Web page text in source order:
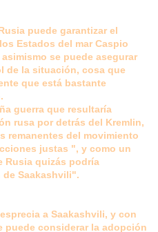
puede garantizar el
Estados del mar Caspio
se puede asegurar
de la situación, cosa que
que está bastante
guerra que resultaría
rusa por detrás del Kremlin,
remanentes del movimiento
justas ", y como un
Rusia quizás podría
Saakashvili".
a Saakashvili, y con
puede considerar la adopción